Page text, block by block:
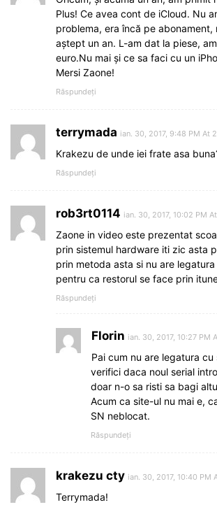
Plus! Ce avea cont de iCloud. Nu
problema, era încă pe abonament,
aștept un an. L-am dat la piese,
euro.Nu mai și ce sa faci cu un
Mersi Zaone!
Răspundeți
terrymada ian. 30, 2017, 9:48 PM At
Krakezu de unde iei frate asa
Răspundeți
rob3rt0114 ian. 30, 2017, 10:02 PM
Zaone in video este prezentat
prin sistemul hardware iti zic asta
prin metoda asta si nu are
pentru ca restorul se face prin
Răspundeți
Florin ian. 30, 2017, 10:27 PM
Pai cum nu are legatura
verifici daca noul serial
doar n-o sa risti sa bagi
Acum ca site-ul nu mai e,
SN neblocat.
Răspundeți
krakezu cty ian. 30, 2017, 10:40 PM
Terrymada!